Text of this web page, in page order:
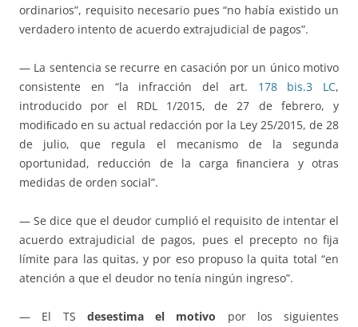
ordinarios”, requisito necesario pues “no había existido un
verdadero intento de acuerdo extrajudicial de pagos”.
— La sentencia se recurre en casación por un único motivo
consistente en “la infracción del art. 178 bis.3 LC,
introducido por el RDL 1/2015, de 27 de febrero, y
modiﬁcado en su actual redacción por la Ley 25/2015, de 28
de julio, que regula el mecanismo de la segunda
oportunidad, reducción de la carga ﬁnanciera y otras
medidas de orden social”.
— Se dice que el deudor cumplió el requisito de intentar el
acuerdo extrajudicial de pagos, pues el precepto no fija
límite para las quitas, y por eso propuso la quita total “en
atención a que el deudor no tenía ningún ingreso”.
— El TS desestima el motivo por los siguientes